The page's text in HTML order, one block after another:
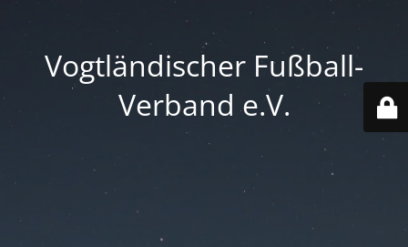
Vogtländischer Fußball-
Verband e.V.